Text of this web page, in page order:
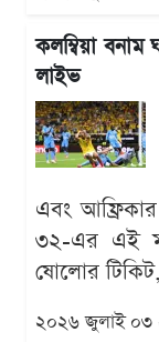
কলম্বিয়া
লাইভ
এবং
৩২-এর এই
ষোলোর
২০২৬ জুলাই